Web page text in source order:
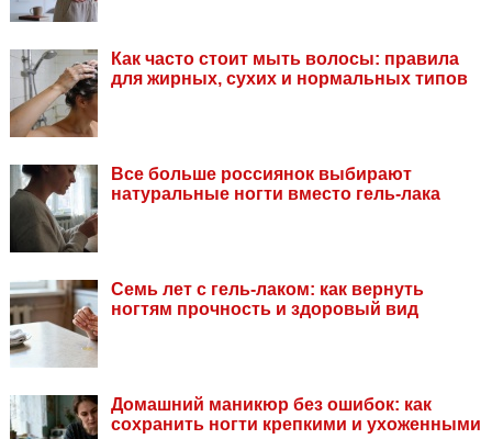
Как часто стоит мыть волосы: правила
для жирных, сухих и нормальных типов
Все больше россиянок выбирают
натуральные ногти вместо гель-лака
Семь лет с гель-лаком: как вернуть
ногтям прочность и здоровый вид
Домашний маникюр без ошибок: как
сохранить ногти крепкими и ухоженными